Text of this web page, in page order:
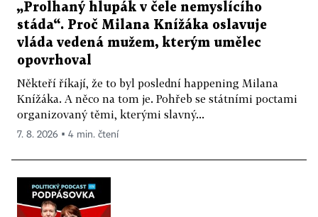
„Prolhaný hlupák v čele nemyslícího
stáda“. Proč Milana Knížáka oslavuje
vláda vedená mužem, kterým umělec
opovrhoval
Někteří říkají, že to byl poslední happening Milana
Knížáka. A něco na tom je. Pohřeb se státními poctami
organizovaný těmi, kterými slavný...
7. 8. 2026 ▪ 4 min. čtení